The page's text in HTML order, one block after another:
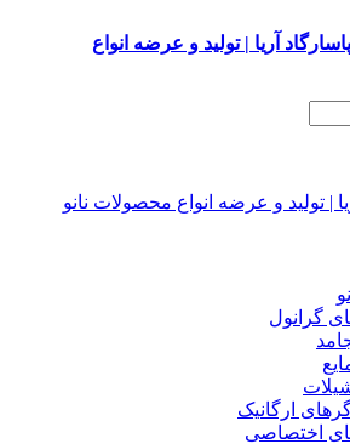
پاسارگاد آریا | تولید و عرضه انواع
گرانول
ارگانیک
اختصاصی